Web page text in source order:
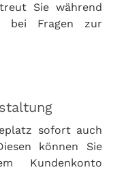
Sie während
bei Fragen zur
sofort auch
können Sie
Kundenkonto